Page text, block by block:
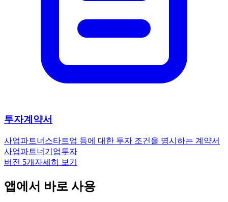
투자계약서
사업파트너 스타트업 등에 대한 투자 조건을 명시하는 계약서
사업파트너 기업투자
버전 5개 자세히 보기
앱에서 바로 사용